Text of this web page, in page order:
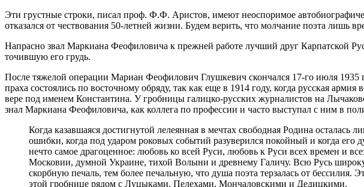
Эти грустные строки, писал проф. Ф.Ф. Аристов, имеют неоспоримое
отказался от чествования 50-летней жизни. Будем верить, что молчание поэта лишь
Напрасно звал Маркиана Феофиловича к прежней работе лучший друг Карпатской
точившую его грудь.
После тяжелой операции Мариан Феофилович Глушкевич скончался 17-го июля
праха состоялись по восточному обряду, так как еще в 1914 году, когда русская
вере под именем Константина. У гробницы галицко-русских журналистов на
знал Маркиана Феофиловича, как коллега по профессии и часто выступал с ним в
Когда казавшаяся достигнутой лелеянная в мечтах свободная Родина
ошибки, когда под ударом роковых событий разуверился покойный и когда
нечто самое драгоценное: любовь ко всей Руси, любовь к Руси всех времен и
Московии, думной Украине, тихой Волыни и древнему Галичу. Всю Русь
скорбную печаль, тем более печальную, что душа поэта терзалась от бессилия.
этой гробнице рядом с Луцыками, Пелехами, Мончаловскими и Дедицкими.